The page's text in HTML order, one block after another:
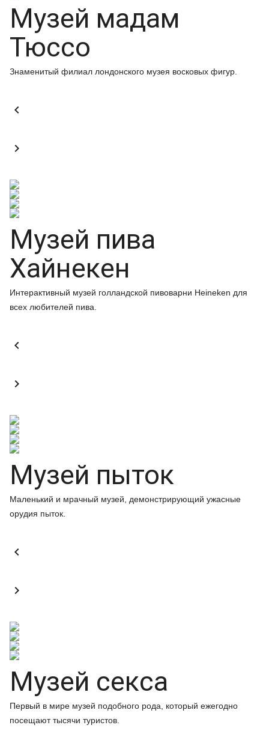
Музей мадам
Тюссо
Знаменитый филиал лондонского музея восковых фигур.


Музей пива
Хайнекен
Интерактивный музей голландской пивоварни Heineken для
всех любителей пива.


Музей пыток
Маленький и мрачный музей, демонстрирующий ужасные
орудия пыток.


Музей секса
Первый в мире музей подобного рода, который ежегодно
посещают тысячи туристов.